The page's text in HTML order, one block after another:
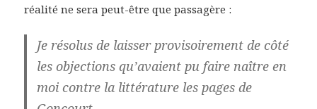
réalité ne sera peut-être que passagère :
Je résolus de laisser provisoirement de côté
les objections qu’avaient pu faire naître en
moi contre la littérature les pages de